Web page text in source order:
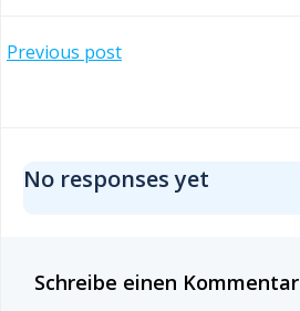
Post
Previous post
navigation
No responses yet
Schreibe einen Kommentar